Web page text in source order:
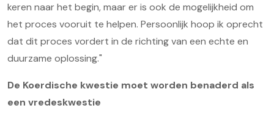
keren naar het begin, maar er is ook de mogelijkheid om
het proces vooruit te helpen. Persoonlijk hoop ik oprecht
dat dit proces vordert in de richting van een echte en
duurzame oplossing."
De Koerdische kwestie moet worden benaderd als
een vredeskwestie